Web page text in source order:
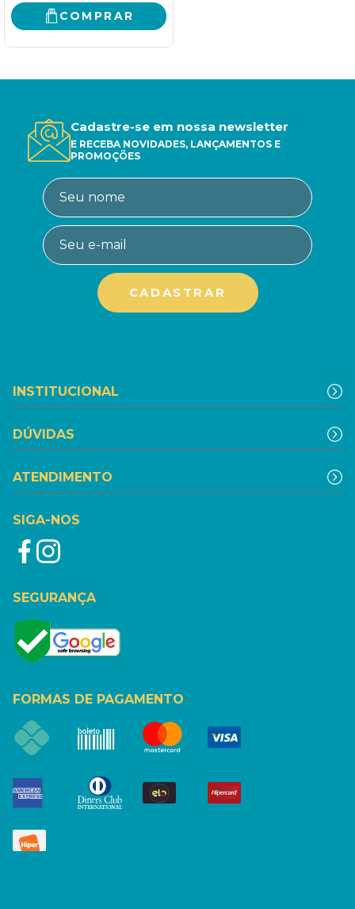
COMPRAR
Cadastre-se em nossa newsletter
E RECEBA NOVIDADES, LANÇAMENTOS E
PROMOÇÕES
INSTITUCIONAL
DÚVIDAS
ATENDIMENTO
SIGA-NOS
SEGURANÇA
FORMAS DE PAGAMENTO